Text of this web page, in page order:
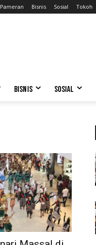
Pameran Bisnis Sosial Tokoh
BISNIS SOSIAL